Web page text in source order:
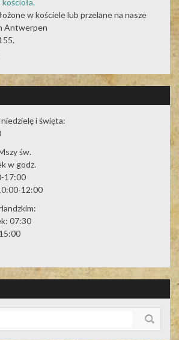
w kościele lub przelane na nasze
Antwerpen
i święta:
św.
w godz.
17:00
12:00
07:30